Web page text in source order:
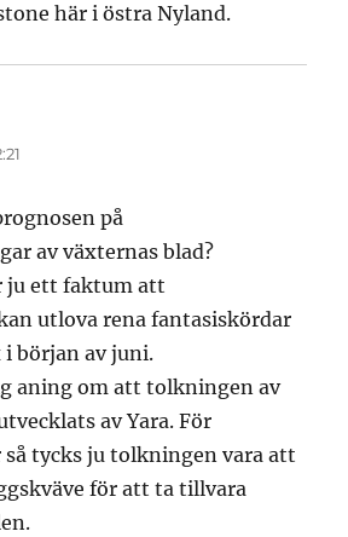
här i östra Nyland.
på
av växternas blad?
ju ett faktum att
utlova rena fantasiskördar
i början av juni.
aning om att tolkningen av
av Yara. För
så tycks ju tolkningen vara att
för att ta tillvara